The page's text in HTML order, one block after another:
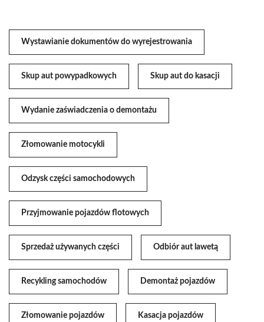
Wystawianie dokumentów do wyrejestrowania
Skup aut powypadkowych Skup aut do kasacji
Wydanie zaświadczenia o demontażu
Złomowanie motocykli
Odzysk części samochodowych
Przyjmowanie pojazdów flotowych
Sprzedaż używanych części Odbiór aut lawetą
Recykling samochodów Demontaż pojazdów
Złomowanie pojazdów Kasacja pojazdów